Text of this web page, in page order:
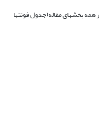
همه بخشهای مقاله(جدول فونتها